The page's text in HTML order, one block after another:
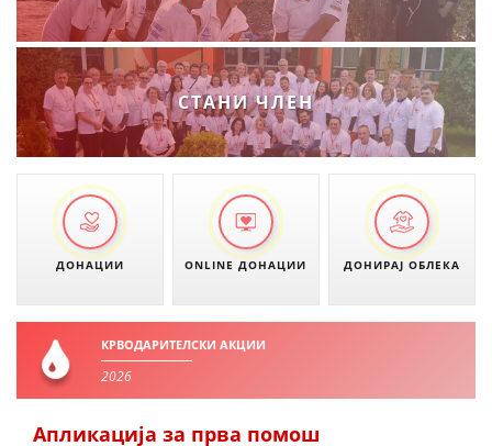
СТАНИ ЧЛЕН
ДОНАЦИИ ONLINE ДОНАЦИИ ДОНИРАЈ ОБЛЕКА
КРВОДАРИТЕЛСКИ АКЦИИ
2026
Апликација за прва помош